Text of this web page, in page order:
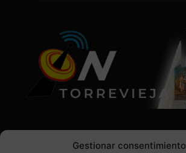
Gestionar consentimiento